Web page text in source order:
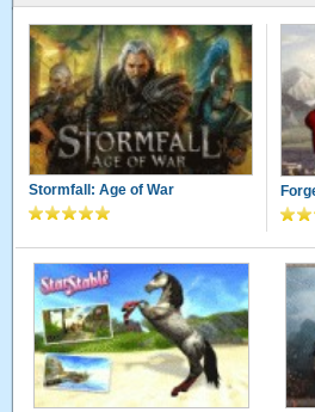
Stormfall: Age of War